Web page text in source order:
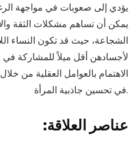
يؤدي إلى صعوبات في مواجهة
يمكن أن تساهم مشكلات الثقة
الشجاعة، حيث قد تكون النساء
لأجسادهن أقل ميلاً للمشاركة
الاهتمام بالعوامل العقلية من
في تحسين جاذبية المرأة.
:عناصر العلاقة